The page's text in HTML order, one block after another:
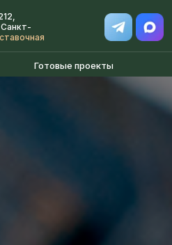
Готовые проекты